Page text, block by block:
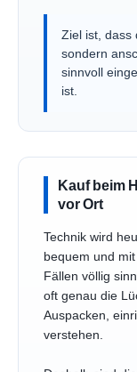
Ziel ist, dass
sondern
sinnvoll
ist.
Kauf beim
vor Ort
Technik wird
bequem und
Fällen völlig
oft genau die
Auspacken,
verstehen.